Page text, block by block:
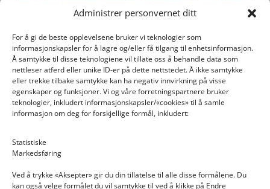
Administrer personvernet ditt
For å gi de beste opplevelsene bruker vi teknologier som
informasjonskapsler for å lagre og/eller få tilgang til enhetsinformasjon.
Å samtykke til disse teknologiene vil tillate oss å behandle data som
nettleser atferd eller unike ID-er på dette nettstedet. Å ikke samtykke
eller trekke tilbake samtykke kan ha negativ innvirkning på visse
egenskaper og funksjoner. Vi og våre forretningspartnere bruker
teknologier, inkludert informasjonskapsler/«cookies» til å samle
informasjon om deg for forskjellige formål, inkludert:
Statistiske
Markedsføring
Ved å trykke «Aksepter» gir du din tillatelse til alle disse formålene. Du
kan også velge formålet du vil samtykke til ved å klikke på Endre